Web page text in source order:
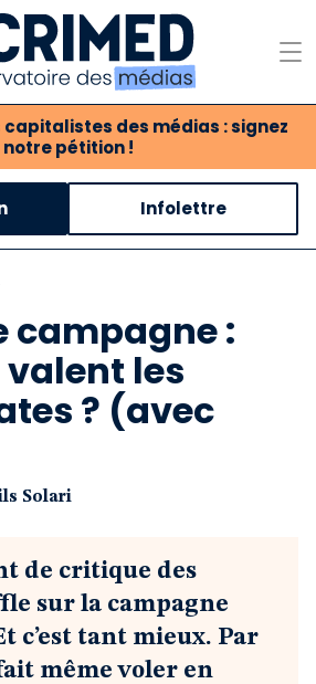
capitalistes des médias : signez
notre pétition !
association
des médias
propositions
Notre revue
Boutique
Infolettre
campagne :
les
? (avec
Solari
de critique des
sur la campagne
c’est tant mieux. Par
même voler en